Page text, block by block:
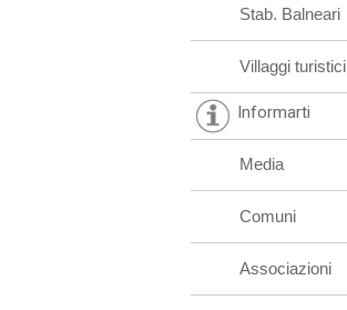
Stab. Balneari
Villaggi turistici
Informarti
Media
Comuni
Associazioni